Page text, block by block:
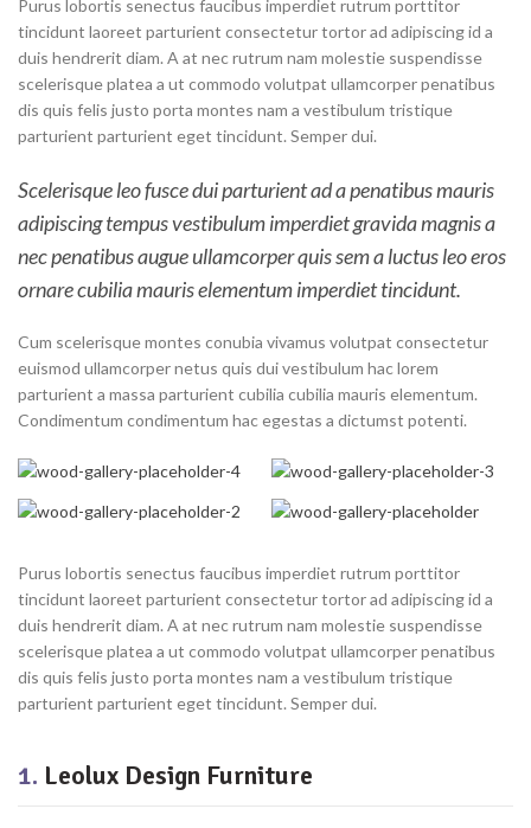
Purus lobortis senectus faucibus imperdiet rutrum porttitor
tincidunt laoreet parturient consectetur tortor ad adipiscing id a
duis hendrerit diam. A at nec rutrum nam molestie suspendisse
scelerisque platea a ut commodo volutpat ullamcorper penatibus
dis quis felis justo porta montes nam a vestibulum tristique
parturient parturient eget tincidunt. Semper dui.
Scelerisque leo fusce dui parturient ad a penatibus mauris
adipiscing tempus vestibulum imperdiet gravida magnis a
nec penatibus augue ullamcorper quis sem a luctus leo eros
ornare cubilia mauris elementum imperdiet tincidunt.
Cum scelerisque montes conubia vivamus volutpat consectetur
euismod ullamcorper netus quis dui vestibulum hac lorem
parturient a massa parturient cubilia cubilia mauris elementum.
Condimentum condimentum hac egestas a dictumst potenti.
Purus lobortis senectus faucibus imperdiet rutrum porttitor
tincidunt laoreet parturient consectetur tortor ad adipiscing id a
duis hendrerit diam. A at nec rutrum nam molestie suspendisse
scelerisque platea a ut commodo volutpat ullamcorper penatibus
dis quis felis justo porta montes nam a vestibulum tristique
parturient parturient eget tincidunt. Semper dui.
1. Leolux Design Furniture